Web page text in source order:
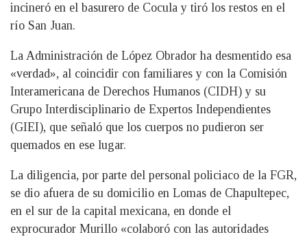
incineró en el basurero de Cocula y tiró los restos en el
río San Juan.
La Administración de López Obrador ha desmentido esa
«verdad», al coincidir con familiares y con la Comisión
Interamericana de Derechos Humanos (CIDH) y su
Grupo Interdisciplinario de Expertos Independientes
(GIEI), que señaló que los cuerpos no pudieron ser
quemados en ese lugar.
La diligencia, por parte del personal policiaco de la FGR,
se dio afuera de su domicilio en Lomas de Chapultepec,
en el sur de la capital mexicana, en donde el
exprocurador Murillo «colaboró con las autoridades